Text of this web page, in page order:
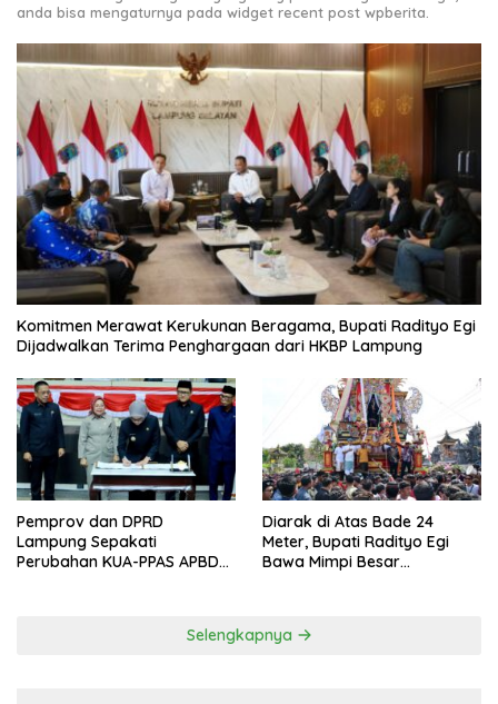
anda bisa mengaturnya pada widget recent post wpberita.
Komitmen Merawat Kerukunan Beragama, Bupati Radityo Egi
Dijadwalkan Terima Penghargaan dari HKBP Lampung
Pemprov dan DPRD
Lampung Sepakati
Perubahan KUA-PPAS APBD
Diarak di Atas Bade 24
Meter, Bupati Radityo Egi
Bawa Mimpi Besar
Selengkapnya